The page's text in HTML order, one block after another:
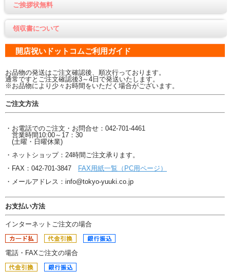
ご挨拶状無料
領収書について
開店祝いドットコムご利用ガイド
お品物の発送はご注文確認後、順次行っております。
通常ですとご注文確認後3～4日で発送いたします。
※お品物により少々お時間をいただく場合がございます。
ご注文方法
・お電話でのご注文・お問合せ：042-701-4461
営業時間10:00～17：30
(土曜・日曜休業)
・ネットショップ：24時間ご注文承ります。
・FAX：042-701-3847
FAX用紙一覧（PC用ページ）
・メールアドレス：info@tokyo-yuuki.co.jp
お支払い方法
インターネットご注文の場合
電話・FAXご注文の場合